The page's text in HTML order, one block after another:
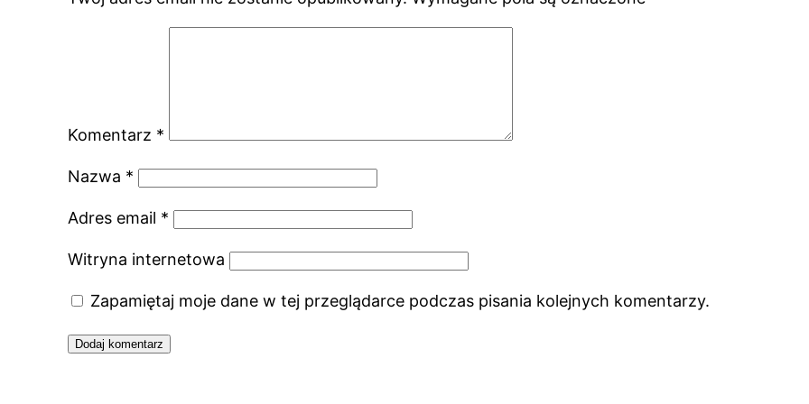
Komentarz *
Nazwa *
Adres email *
Witryna internetowa
Zapamiętaj moje dane w tej przeglądarce podczas pisania kolejnych komentarzy.